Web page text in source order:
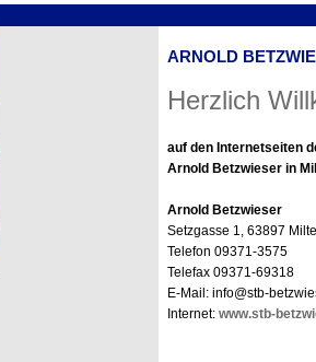
ARNOLD
Herzlich
auf den Internetseiten
Arnold Betzwieser in
Arnold Betzwieser
Setzgasse 1, 63897
Telefon 09371-3575
Telefax 09371-69318
E-Mail: info@stb-
Internet: www.stb-